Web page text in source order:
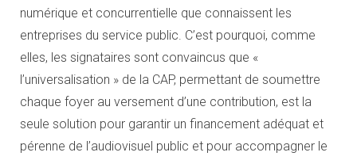
numérique et concurrentielle que connaissent les
entreprises du service public. C’est pourquoi, comme
elles, les signataires sont convaincus que «
l’universalisation » de la CAP, permettant de soumettre
chaque foyer au versement d’une contribution, est la
seule solution pour garantir un financement adéquat et
pérenne de l’audiovisuel public et pour accompagner le